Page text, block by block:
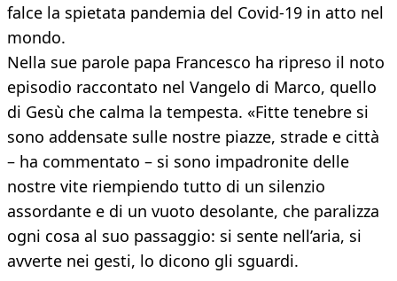
falce la spietata pandemia del Covid-19 in atto nel
mondo.
Nella sue parole papa Francesco ha ripreso il noto
episodio raccontato nel Vangelo di Marco, quello
di Gesù che calma la tempesta. «Fitte tenebre si
sono addensate sulle nostre piazze, strade e città
– ha commentato – si sono impadronite delle
nostre vite riempiendo tutto di un silenzio
assordante e di un vuoto desolante, che paralizza
ogni cosa al suo passaggio: si sente nell’aria, si
avverte nei gesti, lo dicono gli sguardi.